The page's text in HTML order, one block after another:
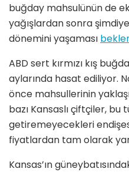
buğday mahsulünün de
yağışlardan sonra
dönemini yaşaması
ABD sert kırmızı kış
aylarında hasat ediliyor.
önce mahsullerinin
bazı Kansaslı çiftçiler,
getiremeyecekleri
fiyatlardan tam olarak
Kansas’ın